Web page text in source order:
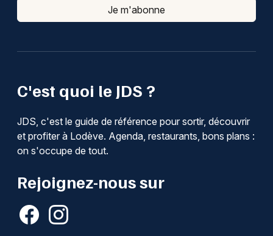
C'est quoi le JDS ?
JDS, c'est le guide de référence pour sortir, découvrir
et profiter à Lodève. Agenda, restaurants, bons plans :
on s'occupe de tout.
Rejoignez-nous sur
Je m'abonne